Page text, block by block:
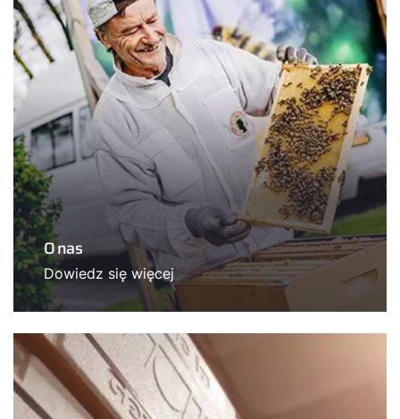
O nas
Dowiedz się więcej